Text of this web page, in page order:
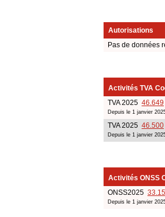
Autorisations
Pas de données
Activités TVA
TVA 2025 46.649
Depuis le 1 janvier
TVA 2025 46.500
Depuis le 1 janvier
Activités ONSS
ONSS2025
Depuis le 1 janvier